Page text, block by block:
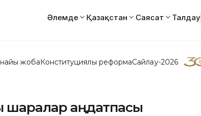
Әлемде Қазақстан Саясат Талдау
жобаКонституциялық реформаСайлау-2026
шаралар аңдатпасы